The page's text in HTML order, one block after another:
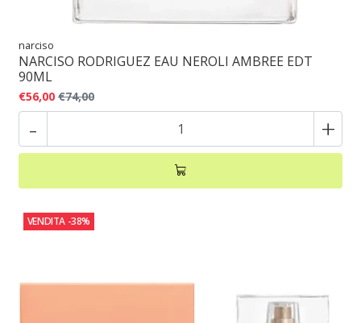
narciso
NARCISO RODRIGUEZ EAU NEROLI AMBREE EDT
90ML
€56,00 €74,00
- +
VENDITA -38%